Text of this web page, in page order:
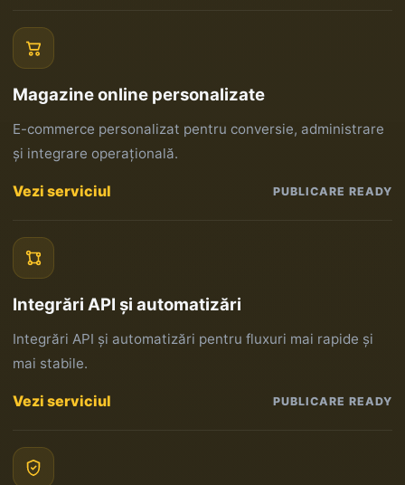
Magazine online personalizate
E-commerce personalizat pentru conversie, administrare
și integrare operațională.
Vezi serviciul PUBLICARE READY
Integrări API și automatizări
Integrări API și automatizări pentru fluxuri mai rapide și
mai stabile.
Vezi serviciul PUBLICARE READY